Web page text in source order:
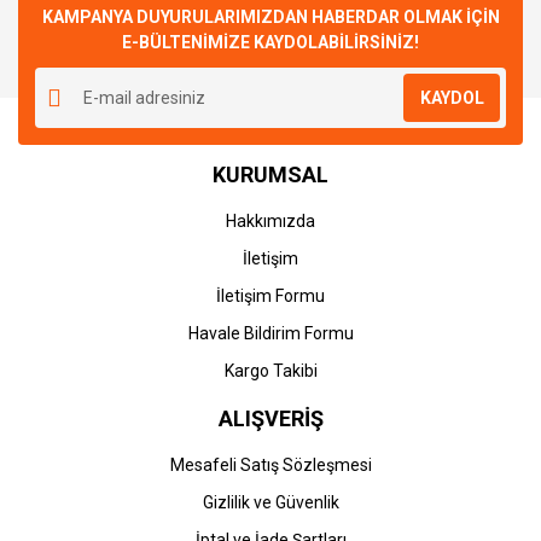
KAMPANYA DUYURULARIMIZDAN HABERDAR OLMAK İÇİN
E-BÜLTENİMİZE KAYDOLABİLİRSİNİZ!
KAYDOL
KURUMSAL
Hakkımızda
İletişim
İletişim Formu
Havale Bildirim Formu
Kargo Takibi
ALIŞVERİŞ
Mesafeli Satış Sözleşmesi
Gizlilik ve Güvenlik